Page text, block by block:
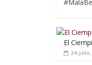
El
24 julio,